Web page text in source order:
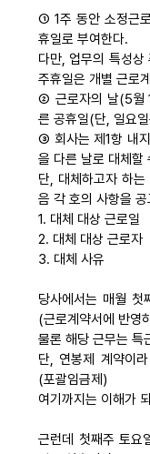
① 1주 동안 소정근
휴일로 부여한다.
다만, 업무의 특성
주휴일은 개별 근로
② 근로자의 날(5월 1
른 공휴일(단, 일요
③ 회사는 제1항 내
을 다른 날로 대체할
단, 대체하고자 하
음 각 호의 사항을
1. 대체 대상 근로일
2. 대체 대상 근로자
3. 대체 사유
당사에서는 매월 첫
(근로계약서에 반영
물론 해당 근무는 특
단, 연봉제 계약이
(포괄임금제)
여기까지는 이해가
근런데 첫째주 토요
전국 노동상담소 안내
자료
부설기관
업무